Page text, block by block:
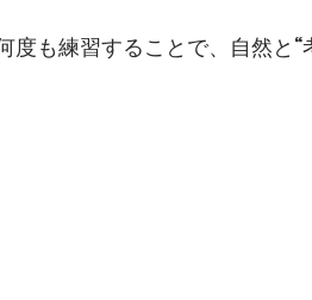
も練習することで、自然と“